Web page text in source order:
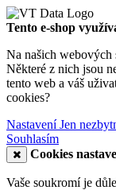
Tento e-shop
Na našich webových
Některé z nich jsou
tento web a váš
cookies?
NastaveníJen
Souhlasím
Cookies
Vaše soukromí je